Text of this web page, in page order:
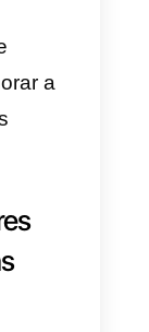
de
de
esses